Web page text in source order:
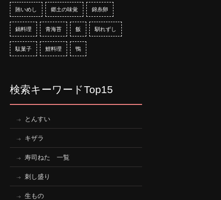
賄いめし 郷土の味覚 錦糸卵
鍋料理 青海苔 飯 馴れずし
駄菓子 鯉料理 鴨
検索キーワードTop15
とんすい
キザラ
寿司ねた 一覧
刺し盛り
生もの